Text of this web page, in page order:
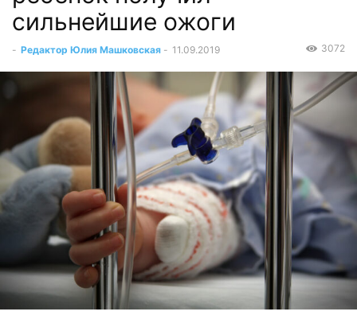
сильнейшие ожоги
- Редактор Юлия Машковская - 11.09.2019 3072